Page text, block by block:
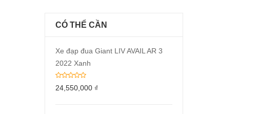
CÓ THỂ CẦN
Xe đạp đua Giant LIV AVAIL AR 3
2022 Xanh
24,550,000 ₫